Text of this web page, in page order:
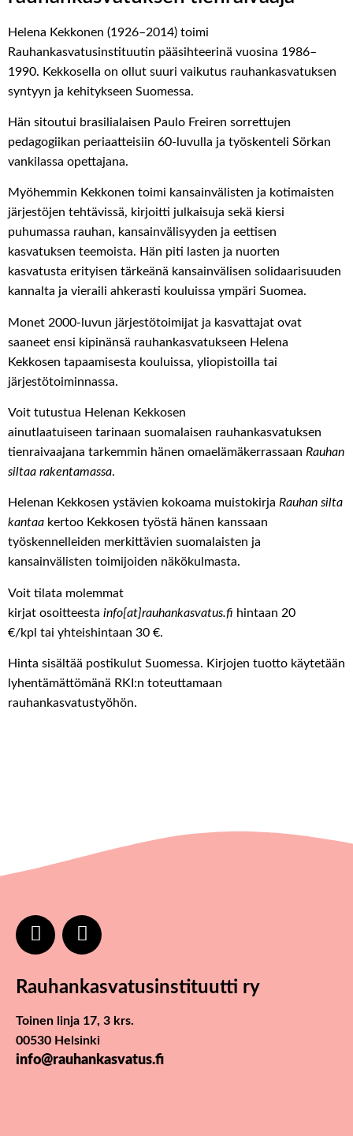
Helena Kekkonen (1926–2014) toimi
Rauhankasvatusinstituutin pääsihteerinä vuosina 1986–
1990. Kekkosella on ollut suuri vaikutus rauhankasvatuksen
syntyyn ja kehitykseen Suomessa.
Hän sitoutui brasilialaisen Paulo Freiren sorrettujen
pedagogiikan periaatteisiin 60-luvul la ja työskenteli Sörkan
vankilassa opettajana.
Myöhemmin Kekkonen toimi kansainvälisten ja kotimaisten
järjestöjen tehtävissä, kirjoitti julkaisuja sekä kiersi
puhumassa rauhan, kansainvälisyyden ja eettisen
kasvatuksen teemoista. Hän piti lasten ja nuorten
kasvatusta erityisen tärkeänä kansainvälisen solidaarisuuden
kannalta ja vieraili ahkerasti kouluissa ympäri Suomea.
Monet 2000-luvun järjestötoimijat ja kasvattajat ovat
saaneet ensi kipinänsä rauhankasvatukseen Helena
Kekkosen tapaamisesta kouluissa, yliopistoi lla tai
järjestötoiminnassa.
Voit tutustua Helenan Kekkosen
ainutlaatuiseen tarinaan suomalaisen rauhankasvatuksen
tienraivaajana tarkemmin hänen omaelämäkerrassaan Rauhan
siltaa rakentamassa.
Helenan Kekkosen ystävien kokoama muistokirja Rauhan silta
kantaa kertoo Kekkosen työstä hänen kanssaan
työskennelleiden merkittävien suomalaisten ja
kansainvälisten toimijoiden näkökulmasta.
Voit tilata molemmat
kirjat osoitteesta info[at]rauhankasvatus.fi hintaan 20
€/kpl tai yhteishintaan 30 €.
Hinta sisältää postikulut Suomessa. Kirjojen tuotto käytetään
lyhentämättömänä RKI:n toteuttamaan
rauhankasvatustyöhön.
Rauhankasvatus­instituutti ry
Toinen linja 17, 3 krs.
00530 Helsinki
info@rauhankasvatus.fi